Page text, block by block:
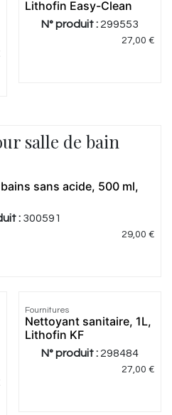
Lithofin Easy-Clean
N° produit : 299553
27,00 €
salle de bain
sans acide, 500 ml,
: 300591
29,00 €
Fournitures
Nettoyant sanitaire, 1L,
Lithofin KF
N° produit : 298484
27,00 €